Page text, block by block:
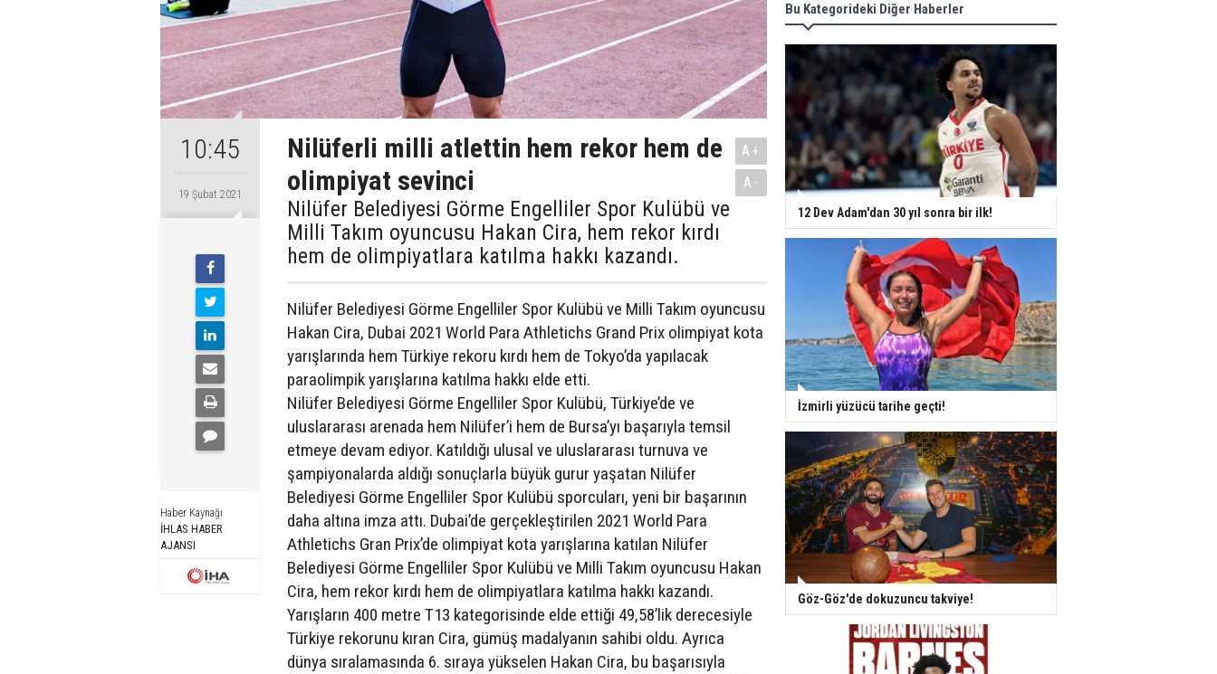
10:45
19 Şubat 2021
Haber Kaynağı
İHLAS HABER
AJANSI
Nilüferli milli atlettin hem rekor hem de
olimpiyat sevinci
Nilüfer Belediyesi Görme Engelliler Spor Kulübü ve
Milli Takım oyuncusu Hakan Cira, hem rekor kırdı
hem de olimpiyatlara katılma hakkı kazandı.
A+
A-
Nilüfer Belediyesi Görme Engelliler Spor Kulübü ve Milli Takım oyuncusu
Hakan Cira, Dubai 2021 World Para Athletichs Grand Prix olimpiyat kota
yarışlarında hem Türkiye rekoru kırdı hem de Tokyo’da yapılacak
paraolimpik yarışlarına katılma hakkı elde etti.
Nilüfer Belediyesi Görme Engelliler Spor Kulübü, Türkiye’de ve
uluslararası arenada hem Nilüfer’i hem de Bursa’yı başarıyla temsil
etmeye devam ediyor. Katıldığı ulusal ve uluslararası turnuva ve
şampiyonalarda aldığı sonuçlarla büyük gurur yaşatan Nilüfer
Belediyesi Görme Engelliler Spor Kulübü sporcuları, yeni bir başarının
daha altına imza attı. Dubai’de gerçekleştirilen 2021 World Para
Athletichs Gran Prix’de olimpiyat kota yarışlarına katılan Nilüfer
Belediyesi Görme Engelliler Spor Kulübü ve Milli Takım oyuncusu Hakan
Cira, hem rekor kırdı hem de olimpiyatlara katılma hakkı kazandı.
Yarışların 400 metre T13 kategorisinde elde ettiği 49,58’lik derecesiyle
Türkiye rekorunu kıran Cira, gümüş madalyanın sahibi oldu. Ayrıca
dünya sıralamasında 6. sıraya yükselen Hakan Cira, bu başarısıyla
Bu Kategorideki Diğer Haberler
12 Dev Adam'dan 30 yıl sonra bir ilk!
İzmirli yüzücü tarihe geçti!
Göz-Göz'de dokuzuncu takviye!